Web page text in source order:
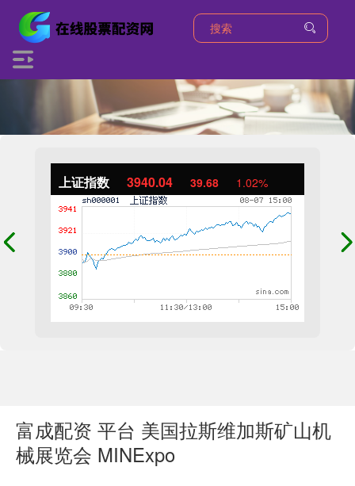
上证指数 3940.04 39.68 1.02%
富成配资 平台 美国拉斯维加斯矿山机
械展览会 MINExpo